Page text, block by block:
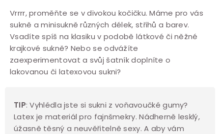
Vrrrr, proměňte se v divokou kočičku. Máme pro vás
sukně a minisukně různých délek, střihů a barev.
Vsadíte spíš na klasiku v podobě látkové či něžné
krajkové sukně? Nebo se odvážíte
zaexperimentovat a svůj šatník doplníte o
lakovanou či latexovou sukni?
TIP: Vyhlédla jste si sukni z voňavoučké gumy?
Latex je materiál pro fajnšmekry. Nádherně lesklý,
úžasně těsný a neuvěřitelně sexy. A aby vám